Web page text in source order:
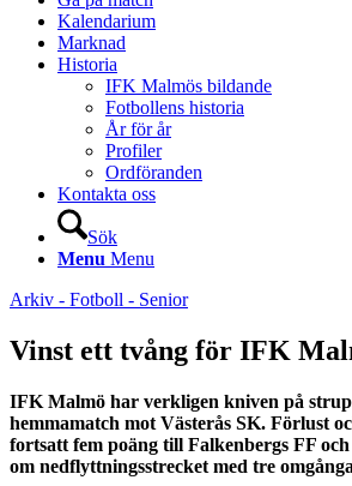
Kalendarium
Marknad
Historia
IFK Malmös bildande
Fotbollens historia
År för år
Profiler
Ordföranden
Kontakta oss
Sök
Menu Menu
Arkiv - Fotboll - Senior
Vinst ett tvång för IFK
IFK Malmö har verkligen kniven på
hemmamatch mot Västerås SK. Förlust
fortsatt fem poäng till Falkenbergs FF
om nedflyttningsstrecket med tre